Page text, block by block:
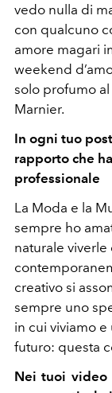
vedo nulla di
con qualcuno
amore magari
weekend
solo profumo
Marnier.
In ogni tuo
rapporto che
professionale
La Moda e la
sempre ho
naturale
creativo si
sempre uno
in cui viviamo
futuro: questa
Nei tuoi video